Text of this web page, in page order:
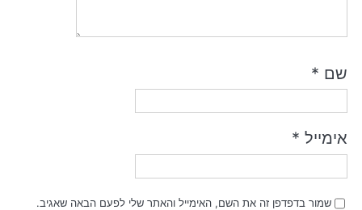
שם *
אימייל *
שמור בדפדפן זה את השם, האימייל והאתר שלי לפעם הבאה שאגיב.